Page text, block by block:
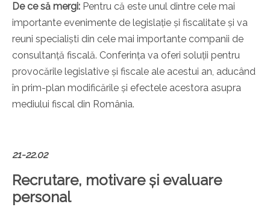
De ce să mergi: Pentru că este unul dintre cele mai
importante evenimente de legislație și fiscalitate și va
reuni specialiști din cele mai importante companii de
consultanță fiscală. Conferința va oferi soluții pentru
provocările legislative și fiscale ale acestui an, aducând
în prim-plan modificările și efectele acestora asupra
mediului fiscal din România.
21-22.02
Recrutare, motivare și evaluare
personal